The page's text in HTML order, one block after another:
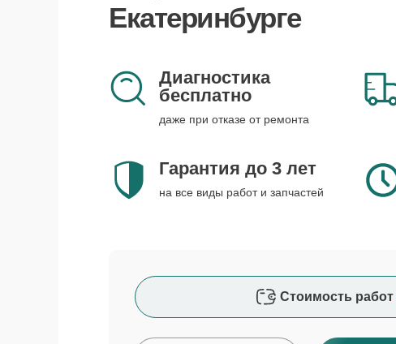
Екатеринбурге
Диагностика
бесплатно
даже при отказе от ремонта
Гарантия до 3 лет
на все виды работ и запчастей
Стоимость работ